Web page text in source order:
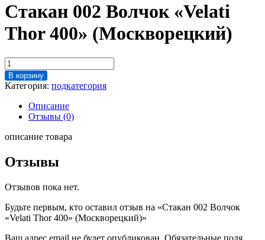
Стакан 002 Волчок «Velati
Thor 400» (Москворецкий)
Количество
товара
Стакан
Волчок
"Velati
400"
В корзину
Категория: подкатегория
Описание
Отзывы (0)
описание товара
Отзывы
Отзывов пока нет.
Будьте первым, кто оставил отзыв на «Стакан 002 Волчок
«Velati Thor 400» (Москворецкий)»
Ваш адрес email не будет опубликован. Обязательные поля